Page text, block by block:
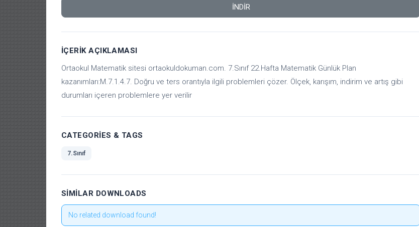
İNDİR
İÇERIK AÇIKLAMASI
Ortaokul Matematik sitesi ortaokuldokuman.com. 7.Sınıf 22.Hafta Matematik Günlük Plan
kazanımları:M.7.1.4.7. Doğru ve ters orantıyla ilgili problemleri çözer. Ölçek, karışım, indirim ve artış gibi
durumları içeren problemlere yer verilir
CATEGORIES & TAGS
7.Sınıf
SIMILAR DOWNLOADS
No related download found!